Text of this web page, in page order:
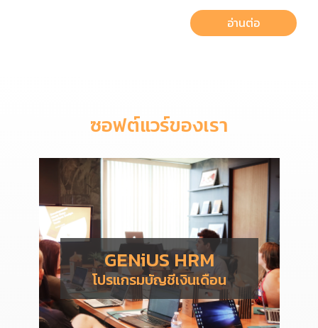
อ่านต่อ
ซอฟต์แวร์ของเรา
GENiUS HRM
โปรแกรมบัญชีเงินเดือน